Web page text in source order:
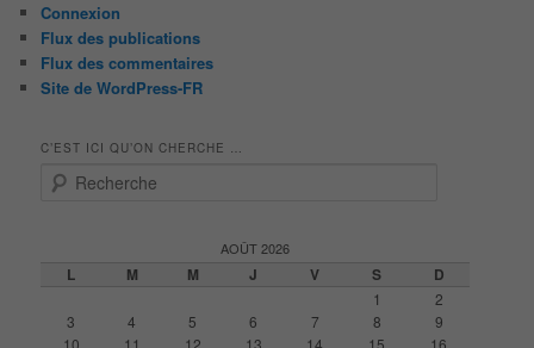
Connexion
Flux des publications
Flux des commentaires
Site de WordPress-FR
C’EST ICI QU’ON CHERCHE …
AOÛT 2026
L M M J V S D
1
2
3
4 5 6 7 8
9
10
11 12 13 14 15
16